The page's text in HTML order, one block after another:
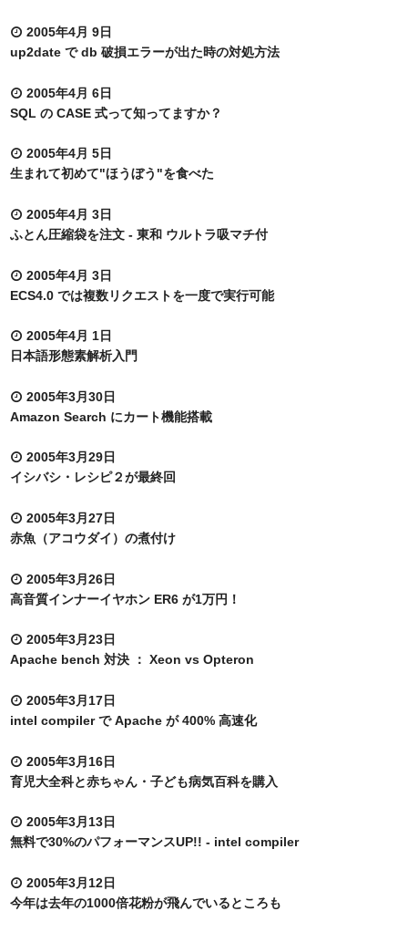
2005年4月 9日
up2date で db 破損エラーが出た時の対処方法
2005年4月 6日
SQL の CASE 式って知ってますか？
2005年4月 5日
生まれて初めて"ほうぼう"を食べた
2005年4月 3日
ふとん圧縮袋を注文 - 東和 ウルトラ吸マチ付
2005年4月 3日
ECS4.0 では複数リクエストを一度で実行可能
2005年4月 1日
日本語形態素解析入門
2005年3月30日
Amazon Search にカート機能搭載
2005年3月29日
イシバシ・レシピ２が最終回
2005年3月27日
赤魚（アコウダイ）の煮付け
2005年3月26日
高音質インナーイヤホン ER6 が1万円！
2005年3月23日
Apache bench 対決 ： Xeon vs Opteron
2005年3月17日
intel compiler で Apache が 400% 高速化
2005年3月16日
育児大全科と赤ちゃん・子ども病気百科を購入
2005年3月13日
無料で30%のパフォーマンスUP!! - intel compiler
2005年3月12日
今年は去年の1000倍花粉が飛んでいるところも